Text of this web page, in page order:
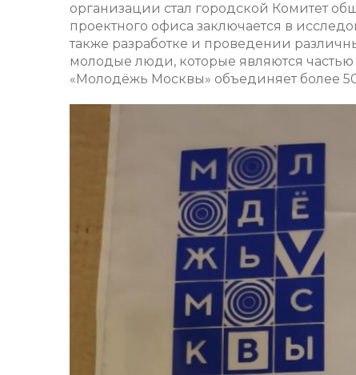
организации стал городской Комитет
проектного офиса заключается в
также разработке и проведении
молодые люди, которые являются
«Молодёжь Москвы» объединяет более